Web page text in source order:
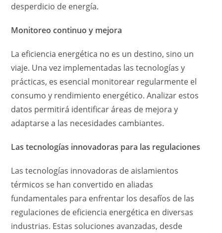
desperdicio de energía.
Monitoreo continuo y mejora
La eficiencia energética no es un destino, sino un
viaje. Una vez implementadas las tecnologías y
prácticas, es esencial monitorear regularmente el
consumo y rendimiento energético. Analizar estos
datos permitirá identificar áreas de mejora y
adaptarse a las necesidades cambiantes.
Las tecnologías innovadoras para las regulaciones
Las tecnologías innovadoras de aislamientos
térmicos se han convertido en aliadas
fundamentales para enfrentar los desafíos de las
regulaciones de eficiencia energética en diversas
industrias. Estas soluciones avanzadas, desde